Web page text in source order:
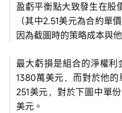
盈虧平衡點大致發生在股
（其中2.51美元為合約單
因為截圖時的策略成本與
最大虧損是組合的淨權
1380萬美元，而對於他
251美元，對於下圖中單
美元。